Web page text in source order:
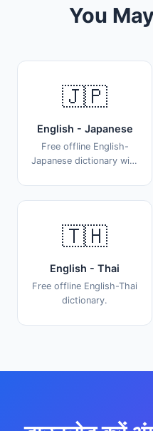
You
🇯🇵
English - Japanese
Free offline English-
Japanese dictionary with
🇹🇭
English - Thai
Free offline English-Thai
dictionary.